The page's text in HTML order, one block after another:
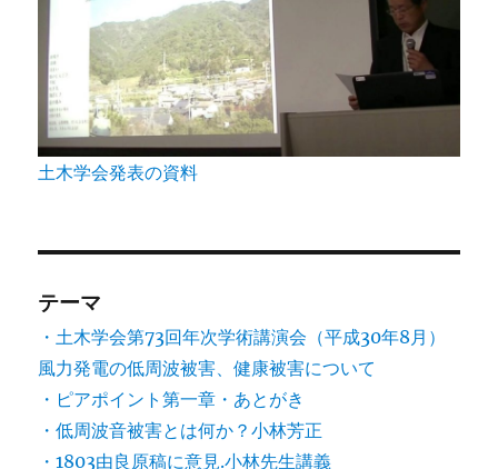
土木学会発表の資料
テーマ
・土木学会第73回年次学術講演会（平成30年8月）
風力発電の低周波被害、健康被害について
・ピアポイント第一章・あとがき
・低周波音被害とは何か？小林芳正
・1803由良原稿に意見.小林先生講義